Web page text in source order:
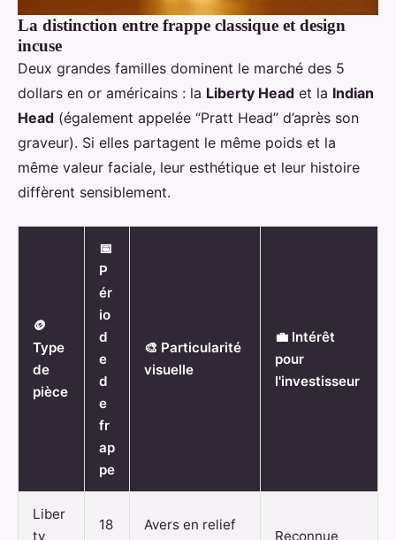
La distinction entre frappe classique et design
incuse
Deux grandes familles dominent le marché des 5
dollars en or américains : la Liberty Head et la Indian
Head (également appelée “Pratt Head” d’après son
graveur). Si elles partagent le même poids et la
même valeur faciale, leur esthétique et leur histoire
diffèrent sensiblement.
🪙
Type
de
pièce
📅
P
ér
io
d
e
d
e
fr
ap
pe
🎨 Particularité
visuelle
💼 Intérêt
pour
l'investisseur
Liber
ty
18
Avers en relief
Reconnue